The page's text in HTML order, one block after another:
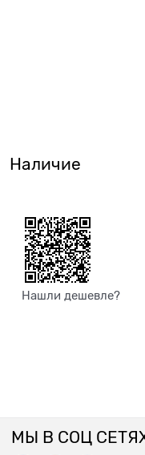
Наличие
Нашли дешевле?
МЫ В СОЦ